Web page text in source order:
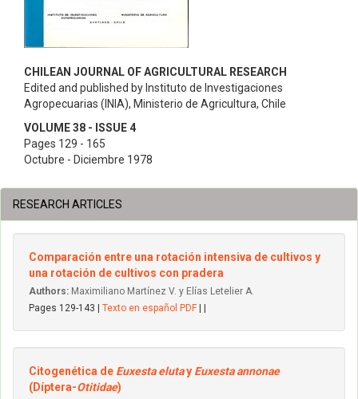
CHILEAN JOURNAL OF AGRICULTURAL RESEARCH
Edited and published by Instituto de Investigaciones
Agropecuarias (INIA), Ministerio de Agricultura, Chile
VOLUME 38 - ISSUE 4
Pages 129 - 165
Octubre - Diciembre 1978
RESEARCH ARTICLES
Comparación entre una rotación intensiva de cultivos y
una rotación de cultivos con pradera
Authors: Maximiliano Martínez V. y Elías Letelier A.
Pages 129-143 | Texto en español PDF
Citogenética de Euxesta elutay Euxesta annonae
(Díptera-Otitidae)